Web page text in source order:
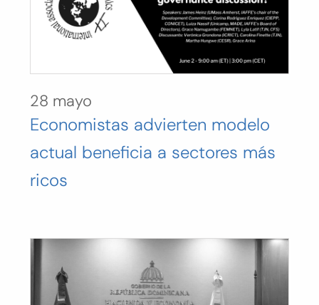
28 mayo
Economistas advierten modelo
actual beneficia a sectores más
ricos